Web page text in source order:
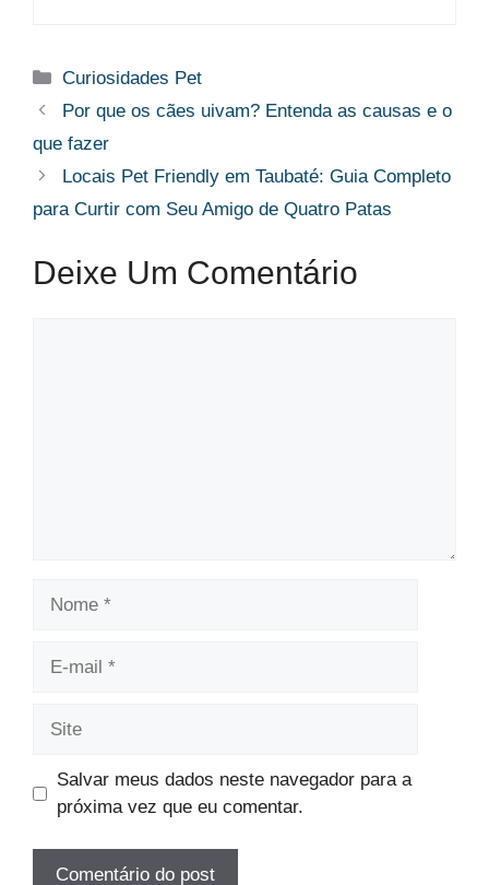
Categorias
Curiosidades Pet
Por que os cães uivam? Entenda as causas e o
que fazer
Locais Pet Friendly em Taubaté: Guia Completo
para Curtir com Seu Amigo de Quatro Patas
Deixe Um Comentário
Salvar meus dados neste navegador para a
próxima vez que eu comentar.